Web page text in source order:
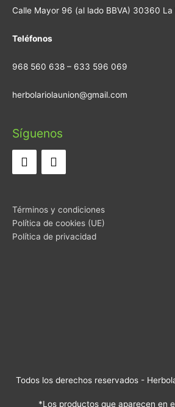
Calle Mayor 96 (al lado BBVA) 30360 La
Teléfonos
968 560 638 – 633 596 069
herbolariolaunion@gmail.com
Síguenos
Términos y condiciones
Política de cookies (UE)
Política de privacidad
Todos los derechos reservados -
*Los productos que aparecen en